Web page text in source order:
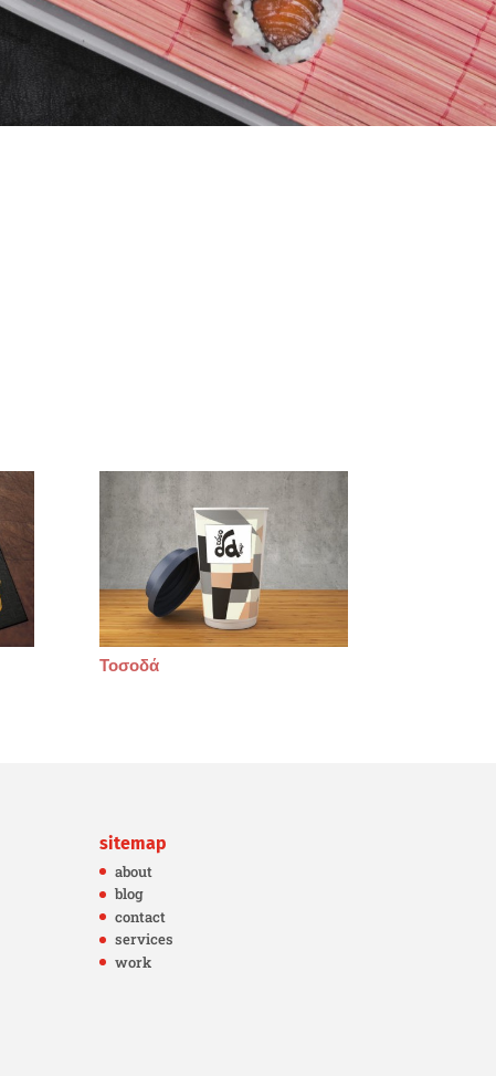
Τοσοδά
sitemap
about
blog
contact
services
work